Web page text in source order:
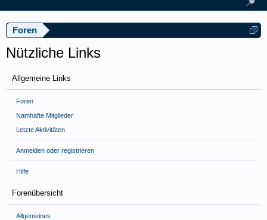
Foren
Nützliche Links
Allgemeine Links
Foren
Namhafte Mitglieder
Letzte Aktivitäten
Anmelden oder registrieren
Hilfe
Forenübersicht
Allgemeines